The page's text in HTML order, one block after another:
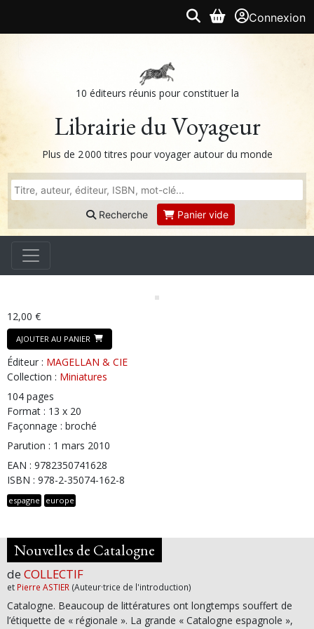
Connexion
10 éditeurs réunis pour constituer la
Librairie du Voyageur
Plus de 2 000 titres pour voyager autour du monde
Recherche Panier vide
12,00 €
AJOUTER AU PANIER
Éditeur : MAGELLAN & CIE
Collection : Miniatures
104 pages
Format : 13 x 20
Façonnage : broché
Parution : 1 mars 2010
EAN : 9782350741628
ISBN : 978-2-35074-162-8
espagne europe
Nouvelles de Catalogne
de COLLECTIF
et Pierre ASTIER (Auteur·trice de l'introduction)
Catalogne. Beaucoup de littératures ont longtemps souffert de
l’étiquette de « régionale ». La grande « Catalogne espagnole »,